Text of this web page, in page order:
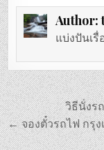
Author:
แบ่งปันเรื่
แนะแนว
เรื่อง
วิธีนั่งร
← จองตั๋วรถไฟ กรุ